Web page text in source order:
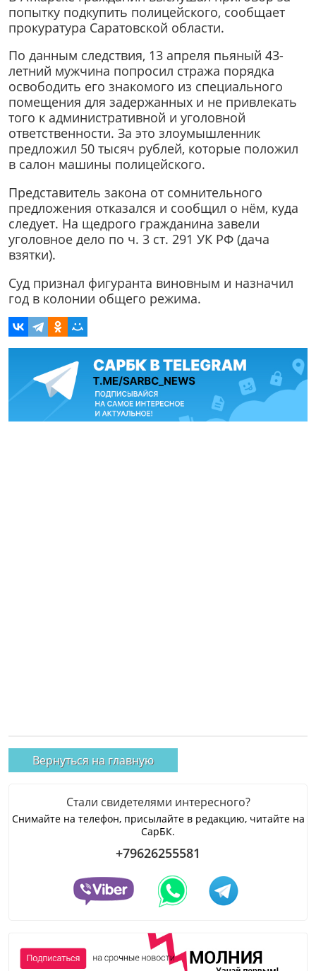
попытку подкупить полицейского, сообщает
прокуратура Саратовской области.
По данным следствия, 13 апреля пьяный 43-
летний мужчина попросил стража порядка
освободить его знакомого из специального
помещения для задержанных и не привлекать
того к административной и уголовной
ответственности. За это злоумышленник
предложил 50 тысяч рублей, которые положил
в салон машины полицейского.
Представитель закона от сомнительного
предложения отказался и сообщил о нём, куда
следует. На щедрого гражданина завели
уголовное дело по ч. 3 ст. 291 УК РФ (дача
взятки).
Суд признал фигуранта виновным и назначил
год в колонии общего режима.
Вернуться на главную
Стали свидетелями интересного?
Снимайте на телефон, присылайте в редакцию, читайте на
СарБК.
+79626255581